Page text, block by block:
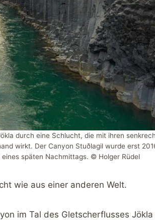
durch eine Schlucht, die mit ihren
wirkt. Der Canyon Stuðlagil wurde erst
späten Nachmittags. © Holger Rüdel
wie aus einer anderen Welt.
im Tal des Gletscherflusses